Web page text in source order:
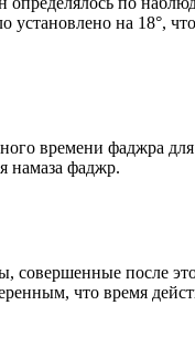
на 18°,
времени фаджра
намаза фаджр.
совершенные после
что время